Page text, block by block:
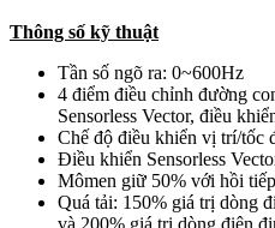
Thông số kỹ thuật
Tần số ngõ ra: 0~600Hz
4 điểm điều chỉnh đường
Sensorless Vector, điều
Chế độ điều khiển vị trí/tốc
Điều khiển Sensorless
Mômen giữ 50% với hồi
Quá tải: 150% giá trị dòng
và 200% giá trị dòng điện